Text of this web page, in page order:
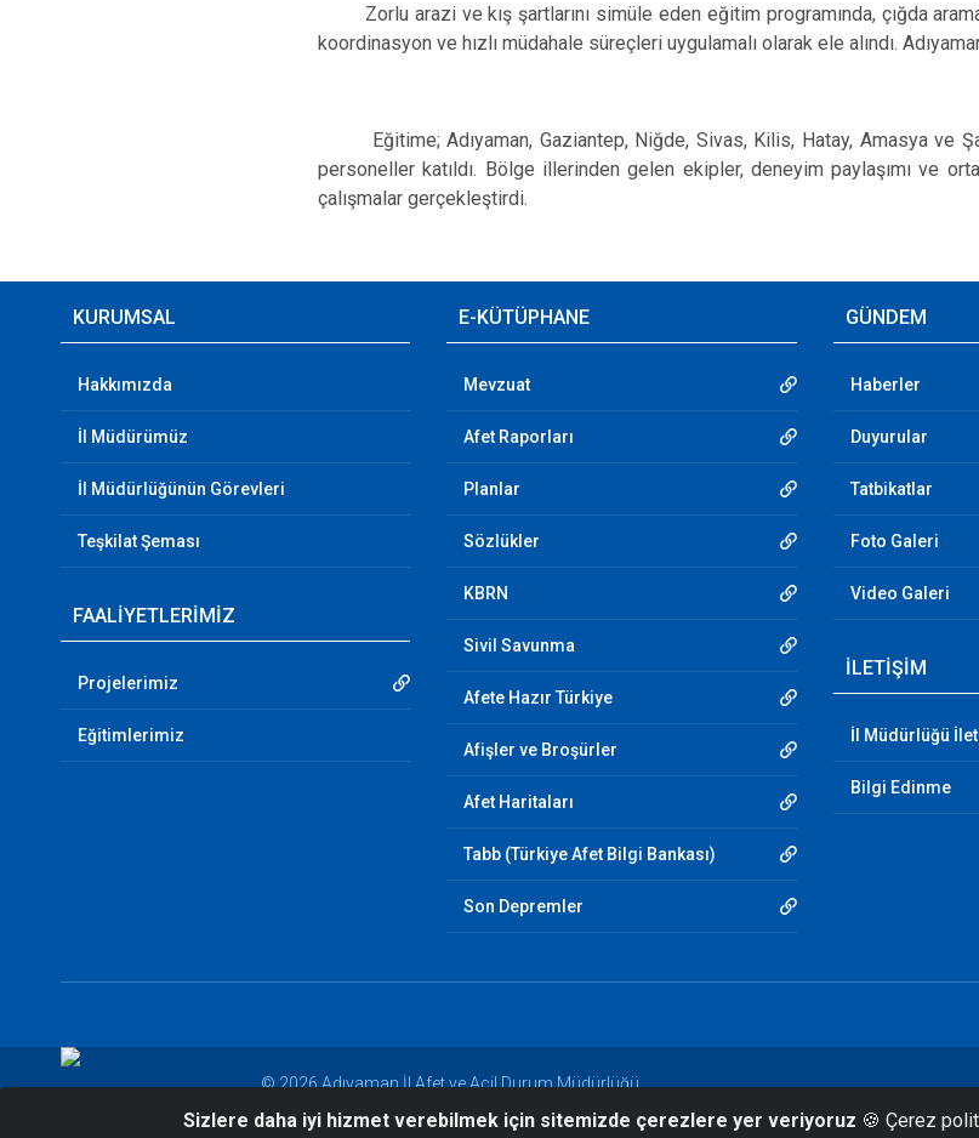
Zorlu arazi ve kış şartlarını simüle eden eğitim programında, çığda
koordinasyon ve hızlı müdahale süreçleri uygulamalı olarak ele alındı.
Eğitime; Adıyaman, Gaziantep, Niğde, Sivas, Kilis, Hatay, Amasya ve
personeller katıldı. Bölge illerinden gelen ekipler, deneyim paylaşımı ve
çalışmalar gerçekleştirdi.
KURUMSAL
Hakkımızda
İl Müdürümüz
İl Müdürlüğünün Görevleri
Teşkilat Şeması
FAALİYETLERİMİZ
Projelerimiz
Eğitimlerimiz
E-KÜTÜPHANE
Mevzuat
Afet Raporları
Planlar
Sözlükler
KBRN
Sivil Savunma
Afete Hazır Türkiye
Afişler ve Broşürler
Afet Haritaları
Tabb (Türkiye Afet Bilgi Bankası)
Son Depremler
GÜNDEM
Haberler
Duyurular
Tatbikatlar
Foto Galeri
Video Galeri
İLETİŞİM
İl Müdürlüğü
Bilgi Edinme
© 2026 Adıyaman İl Afet ve Acil Durum Müdürlüğü
Sizlere daha iyi hizmet verebilmek için sitemizde çerezlere yer veriyoruz 🍪 Çerez